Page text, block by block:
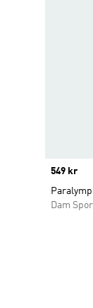
Price
549 kr
Dam